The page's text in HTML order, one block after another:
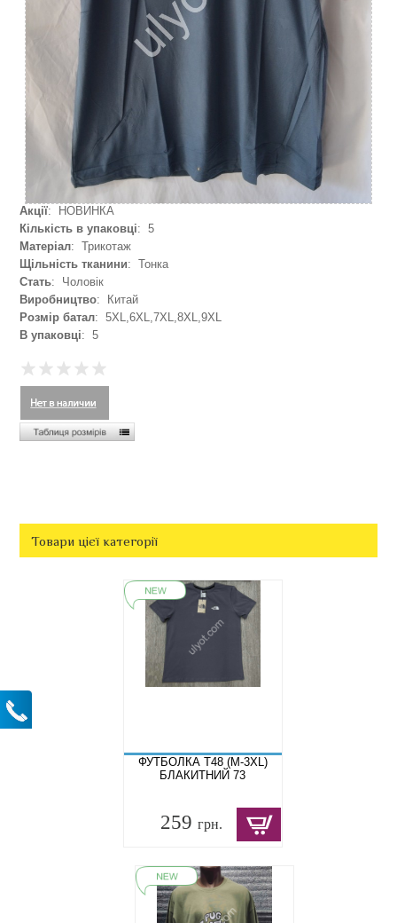
Акції: НОВИНКА
Кількість в упаковці: 5
Матеріал: Трикотаж
Щільність тканини: Тонка
Стать: Чоловік
Виробництво: Китай
Розмір батал: 5XL,6XL,7XL,8XL,9XL
В упаковці: 5
Товари цієї категорії
ФУТБОЛКА T48 (M-3XL)
БЛАКИТНИЙ 73
259 грн.